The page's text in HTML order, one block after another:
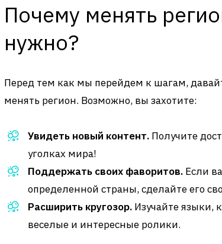
Почему менять
нужно?
Перед тем как мы перейдем к шагам,
менять регион. Возможно, вы захотите:
Увидеть новый контент. Получите
уголках мира!
Поддержать своих фаворитов. Если
определенной страны, сделайте его
Расширить кругозор. Изучайте языки,
веселые и интересные ролики.